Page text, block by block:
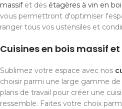
massifet des étagères à vin en
vous permettront d'optimiser
ranger tous vos ustensiles et
Cuisines en bois massif
Sublimez votre espace avec nos
choisir parmi une large gamme
plans de travail pour créer une
ressemble. Faites votre choix